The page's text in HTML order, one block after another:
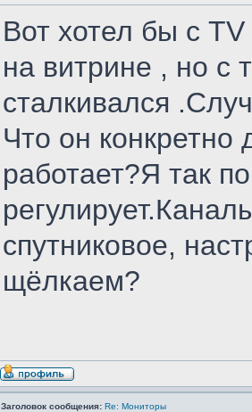
Вот хотел бы с
на витрине , но с
сталкивался
Что он конкретно
работает?Я так
спутниковое,
щёлкаем?
Заголовок сообщения: Re: Мониторы